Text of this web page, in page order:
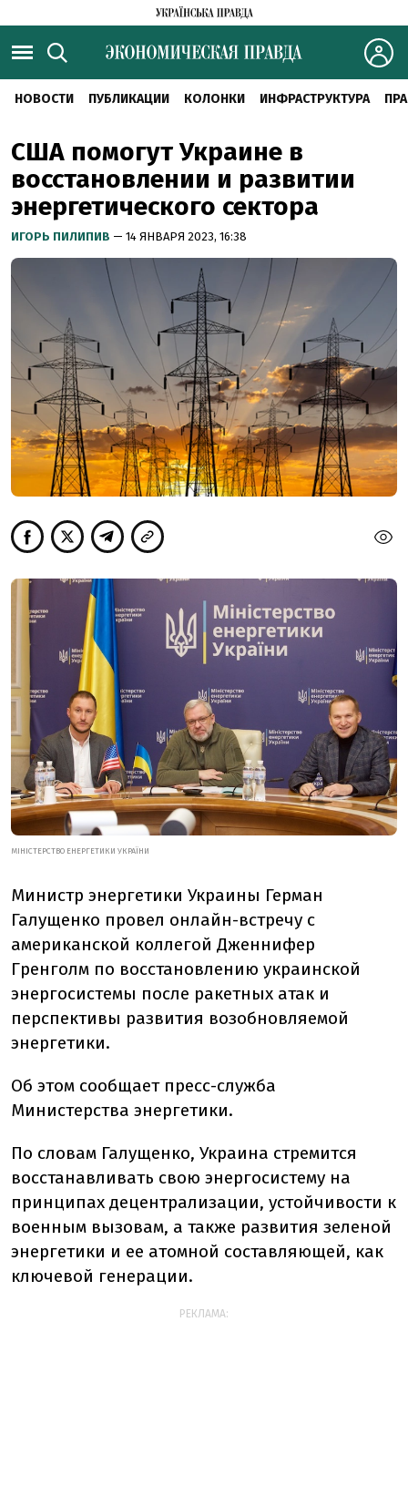
НОВОСТИ ПУБЛИКАЦИИ КОЛОНКИ ИНФРАСТРУКТУРА
США помогут Украине в
восстановлении и развитии
энергетического сектора
ИГОРЬ ПИЛИПИВ — 14 ЯНВАРЯ 2023, 16:38
МІНІСТЕРСТВО ЕНЕРГЕТИКИ УКРАЇНИ
Министр энергетики Украины Герман
Галущенко провел онлайн-встречу с
американской коллегой Дженнифер
Гренголм по восстановлению украинской
энергосистемы после ракетных атак и
перспективы развития возобновляемой
энергетики.
Об этом сообщает пресс-служба
Министерства энергетики.
По словам Галущенко, Украина стремится
восстанавливать свою энергосистему на
принципах децентрализации, устойчивости к
военным вызовам, а также развития зеленой
энергетики и ее атомной составляющей, как
ключевой генерации.
РЕКЛАМА: